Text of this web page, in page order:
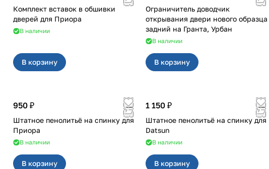
Комплект вставок в обшивки
дверей для Приора
В наличии
В корзину
Ограничитель доводчик
открывания двери нового образца
задний на Гранта, Урбан
В наличии
В корзину
950 ₽
Штатное пенолитьё на спинку для
Приора
В наличии
В корзину
1 150 ₽
Штатное пенолитьё на спинку для
Datsun
В наличии
В корзину